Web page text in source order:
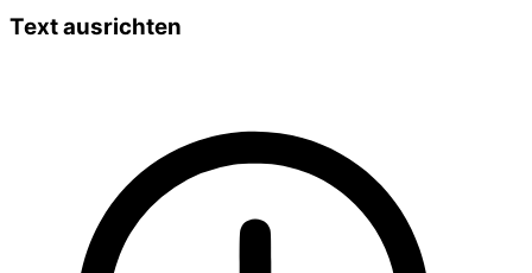
Text ausrichten